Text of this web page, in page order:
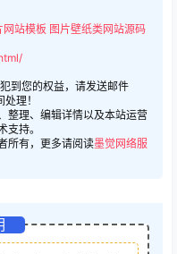
站模板 图片壁纸类网站源码
到您的权益，请发送邮件
理！
整理、编辑详情以及本站运营
持。
所有，更多请阅读墨觉网络服